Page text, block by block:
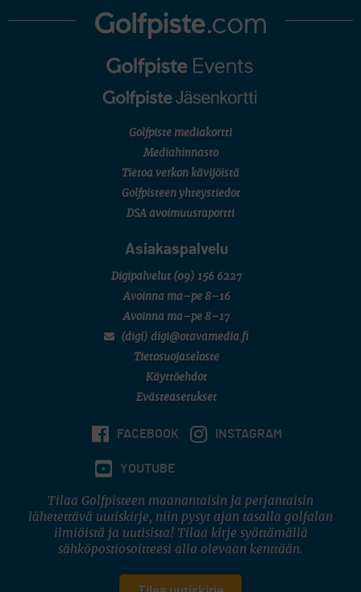
Golfpiste mediakortti
Mediahinnasto
Tietoa verkon kävijöistä
Golfpisteen yhteystiedot
DSA avoimuusraportti
Asiakaspalvelu
Digipalvelut (09) 156 6227
Avoinna ma–pe 8–16
Avoinna ma–pe 8–17
(digi) digi@otavamedia.fi
Tietosuojaseloste
Käyttöehdot
Evästeasetukset
FACEBOOK INSTAGRAM
YOUTUBE
Tilaa Golfpisteen maanantaisin ja perjantaisin
lähetettävä uutiskirje, niin pysyt ajan tasalla golfalan
ilmiöistä ja uutisista! Tilaa kirje syöttämällä
sähköpostiosoitteesi alla olevaan kenttään.